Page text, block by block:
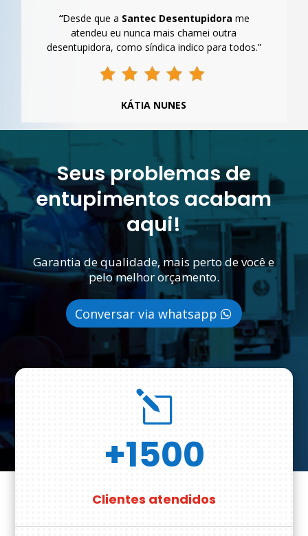
“Desde que a Santec Desentupidora me
atendeu eu nunca mais chamei outra
desentupidora, como síndica indico para todos.”
KÁTIA NUNES
Seus problemas de
entupimentos acabam
aqui!
Garantia de qualidade, mais perto de você e
pelo melhor orçamento.
Conversar via whatsapp
l
+1500
Clientes atendidos